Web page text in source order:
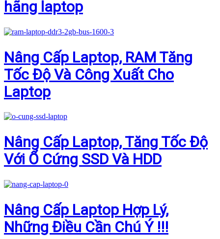
hãng laptop
Nâng Cấp Laptop, RAM Tăng
Tốc Độ Và Công Xuất Cho
Laptop
Nâng Cấp Laptop, Tăng Tốc Độ
Với Ổ Cứng SSD Và HDD
Nâng Cấp Laptop Hợp Lý,
Những Điều Cần Chú Ý !!!